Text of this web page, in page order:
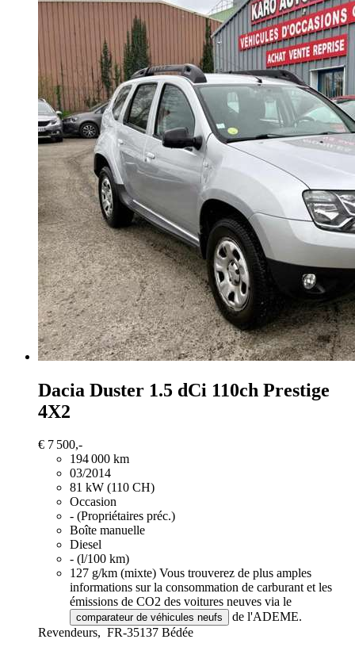
Dacia Duster 1.5 dCi 110ch Prestige
4X2
€ 7 500,-
194 000 km
03/2014
81 kW (110 CH)
Occasion
- (Propriétaires préc.)
Boîte manuelle
Diesel
- (l/100 km)
127 g/km (mixte) Vous trouverez de plus amples
informations sur la consommation de carburant et les
émissions de CO2 des voitures neuves via le
comparateur de véhicules neufs
de l'ADEME.
Revendeurs, FR-35137 Bédée